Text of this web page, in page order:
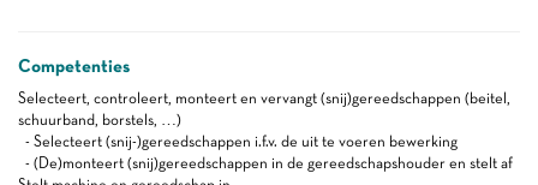
Competenties
Selecteert, controleert, monteert en vervangt (snij)gereedschappen (beitel,
schuurband, borstels, …)
- Selecteert (snij-)gereedschappen i.f.v. de uit te voeren bewerking
- (De)monteert (snij)gereedschappen in de gereedschapshouder en stelt af